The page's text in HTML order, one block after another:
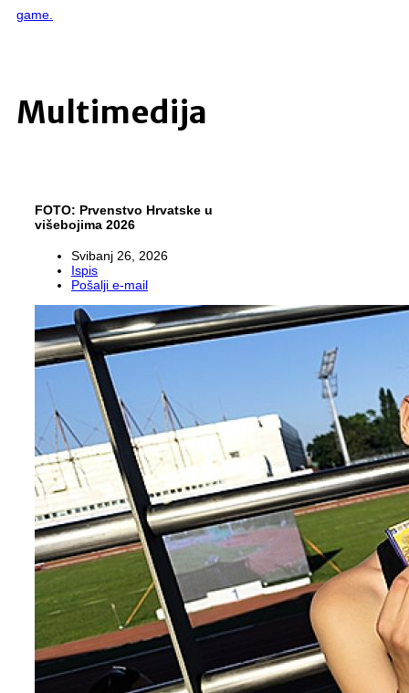
game.
Multimedija
FOTO: Prvenstvo Hrvatske u
višebojima 2026
Svibanj 26, 2026
Ispis
Pošalji e-mail